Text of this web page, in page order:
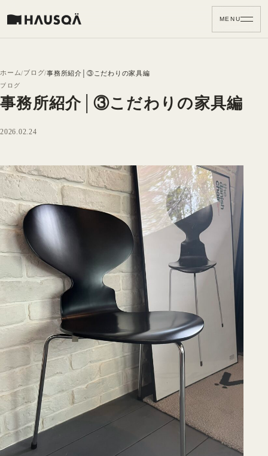
MENU
ホーム ブログ 事務所紹介│③こだわりの家具編
ブログ
事務所紹介│③こだわりの家具編
2026.02.24